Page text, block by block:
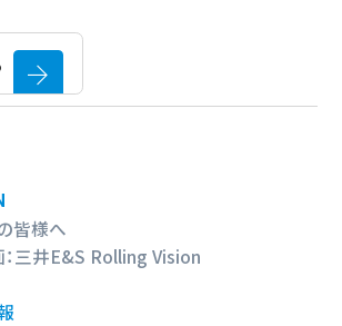
皆様へ
三井E&S Rolling Vision